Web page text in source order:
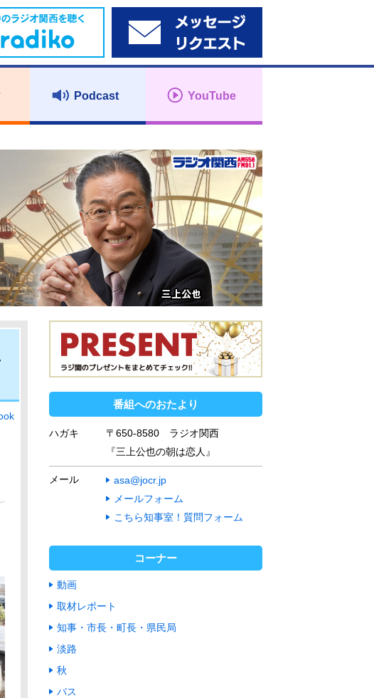
Podcast YouTube
番組へのおたより
ハガキ
〒650-8580 ラジオ関西
『三上公也の朝は恋人』
メール
asa@jocr.jp
メールフォーム
こちら知事室！質問フォーム
コーナー
動画
取材レポート
知事・市長・町長・県民局
淡路
秋
バス